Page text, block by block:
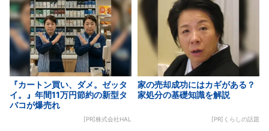
『カートン買い、ダメ。ゼッタ
イ。』年間11万円節約の新型タ
バコが爆売れ
[PR]株式会社HAL
家の売却成功にはカギがある？
家処分の基礎知識を解説
[PR]くらしの話題